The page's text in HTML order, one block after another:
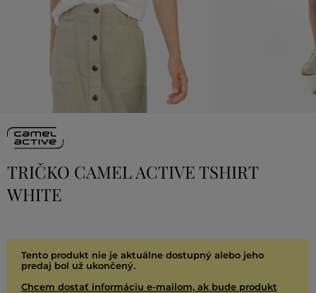
TRIČKO CAMEL ACTIVE TSHIRT
WHITE
Tento produkt nie je aktuálne dostupný alebo jeho
predaj bol už ukončený.
Chcem dostať informáciu e-mailom, ak bude produkt